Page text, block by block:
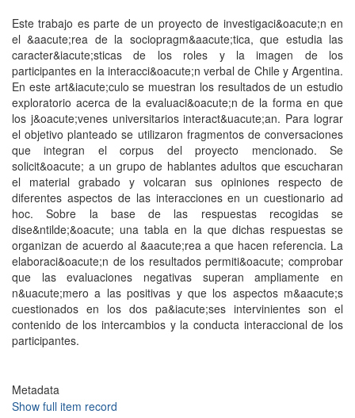
Este trabajo es parte de un proyecto de investigaci&oacute;n en
el &aacute;rea de la sociopragm&aacute;tica, que estudia las
caracter&iacute;sticas de los roles y la imagen de los
participantes en la interacci&oacute;n verbal de Chile y Argentina.
En este art&iacute;culo se muestran los resultados de un estudio
exploratorio acerca de la evaluaci&oacute;n de la forma en que
los j&oacute;venes universitarios interact&uacute;an. Para lograr
el objetivo planteado se utilizaron fragmentos de conversaciones
que integran el corpus del proyecto mencionado. Se
solicit&oacute; a un grupo de hablantes adultos que escucharan
el material grabado y volcaran sus opiniones respecto de
diferentes aspectos de las interacciones en un cuestionario ad
hoc. Sobre la base de las respuestas recogidas se
dise&ntilde;&oacute; una tabla en la que dichas respuestas se
organizan de acuerdo al &aacute;rea a que hacen referencia. La
elaboraci&oacute;n de los resultados permiti&oacute; comprobar
que las evaluaciones negativas superan ampliamente en
n&uacute;mero a las positivas y que los aspectos m&aacute;s
cuestionados en los dos pa&iacute;ses intervinientes son el
contenido de los intercambios y la conducta interaccional de los
participantes.
Metadata
Show full item record